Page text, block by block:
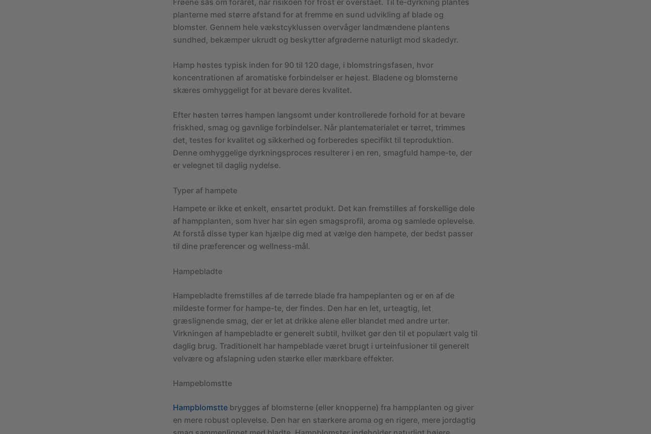
Frøene sås om foråret, når risikoen for frost er overstået. Til te-dyrkning plantes
planterne med større afstand for at fremme en sund udvikling af blade og
blomster. Gennem hele vækstcyklussen overvåger landmændene plantens
sundhed, bekæmper ukrudt og beskytter afgrøderne naturligt mod skadedyr.
Hamp høstes typisk inden for 90 til 120 dage, i blomstringsfasen, hvor
koncentrationen af aromatiske forbindelser er højest. Bladene og blomsterne
skæres omhyggeligt for at bevare deres kvalitet.
Efter høsten tørres hampen langsomt under kontrollerede forhold for at bevare
friskhed, smag og gavnlige forbindelser. Når plantematerialet er tørret, trimmes
det, testes for kvalitet og sikkerhed og forberedes specifikt til teproduktion.
Denne omhyggelige dyrkningsproces resulterer i en ren, smagfuld hampe-te, der
er velegnet til daglig nydelse.
Typer af hampete
Hampete er ikke et enkelt, ensartet produkt. Det kan fremstilles af forskellige dele
af hampplanten, som hver har sin egen smagsprofil, aroma og samlede oplevelse.
At forstå disse typer kan hjælpe dig med at vælge den hampete, der bedst passer
til dine præferencer og wellness-mål.
Hampebladte
Hampebladte fremstilles af de tørrede blade fra hampeplanten og er en af de
mildeste former for hampe-te, der findes. Den har en let, urteagtig, let
græslignende smag, der er let at drikke alene eller blandet med andre urter.
Virkningen af hampebladte er generelt subtil, hvilket gør den til et populært valg til
daglig brug. Traditionelt har hampeblade været brugt i urteinfusioner til generelt
velvære og afslapning uden stærke eller mærkbare effekter.
Hampeblomstte
Hampblomstte brygges af blomsterne (eller knopperne) fra hampplanten og giver
en mere robust oplevelse. Den har en stærkere aroma og en rigere, mere jordagtig